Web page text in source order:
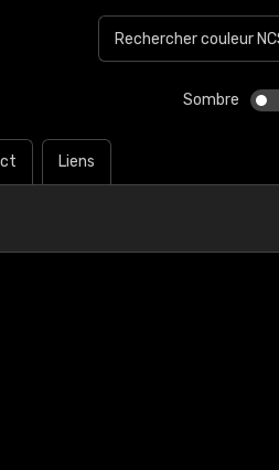
Sombre
Liens